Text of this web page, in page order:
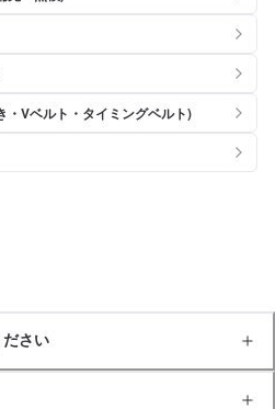
・Vベルト・タイミングベルト)
さい